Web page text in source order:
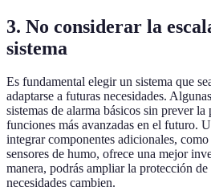
3. No considerar la
sistema
Es fundamental elegir un sistema que
adaptarse a futuras necesidades.
sistemas de alarma básicos sin prever
funciones más avanzadas en el futuro.
integrar componentes adicionales,
sensores de humo, ofrece una mejor
manera, podrás ampliar la protección
necesidades cambien.